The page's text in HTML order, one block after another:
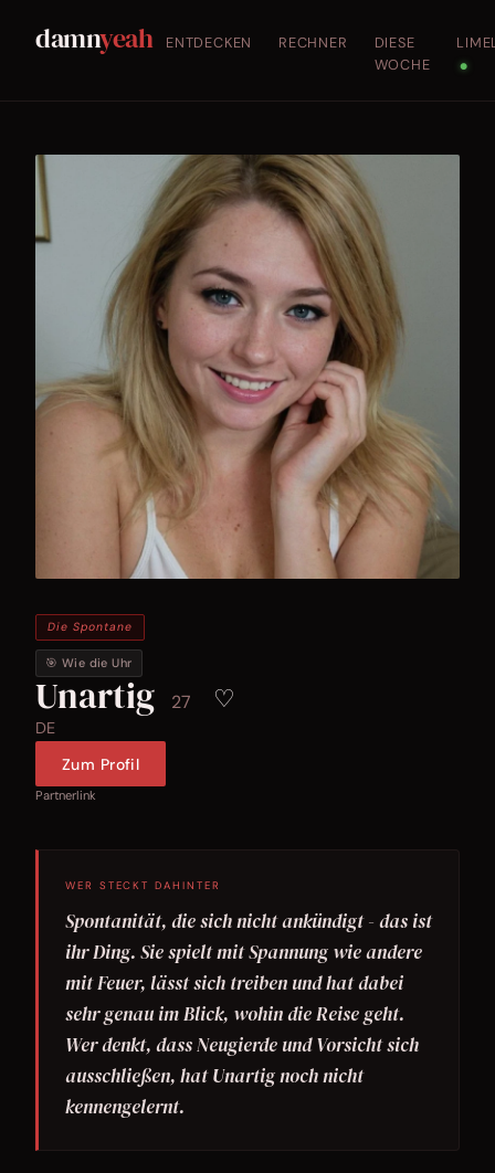
damnyeah ENTDECKEN RECHNER
DIESE
WOCHE
●
Die Spontane
🎯 Wie die Uhr
Unartig 27 ♡
DE
Zum Profil
Partnerlink
WER STECKT DAHINTER
Spontanität, die sich nicht ankündigt - das ist
ihr Ding. Sie spielt mit Spannung wie andere
mit Feuer, lässt sich treiben und hat dabei
sehr genau im Blick, wohin die Reise geht.
Wer denkt, dass Neugierde und Vorsicht sich
ausschließen, hat Unartig noch nicht
kennengelernt.